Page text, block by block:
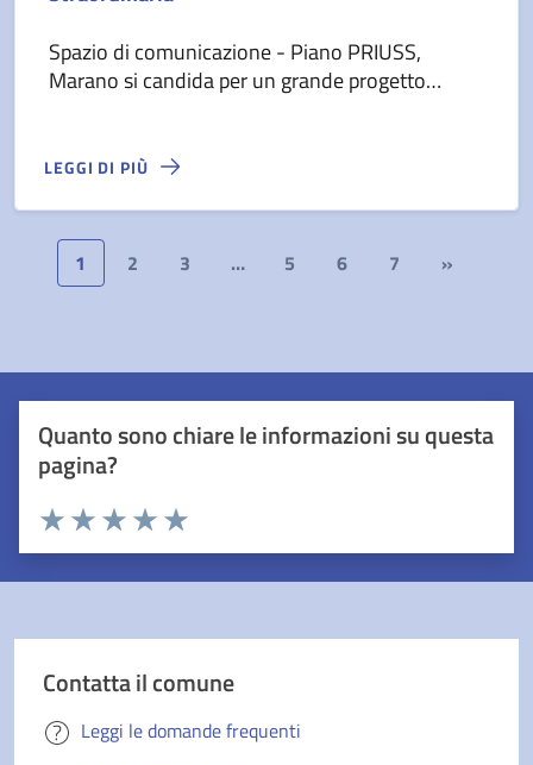
Spazio di comunicazione - Piano PRIUSS,
Marano si candida per un grande progetto
LEGGI DI PIÙ
1 2 3 … 5 6 7 »
Quanto sono chiare le informazioni su questa
pagina?
Valuta 5 stelle su 5
Valuta 4 stelle su 5
Valuta 3 stelle su 5
Valuta 2 stelle su 5
Valuta 1 stelle su 5
Contatta il comune
Leggi le domande frequenti